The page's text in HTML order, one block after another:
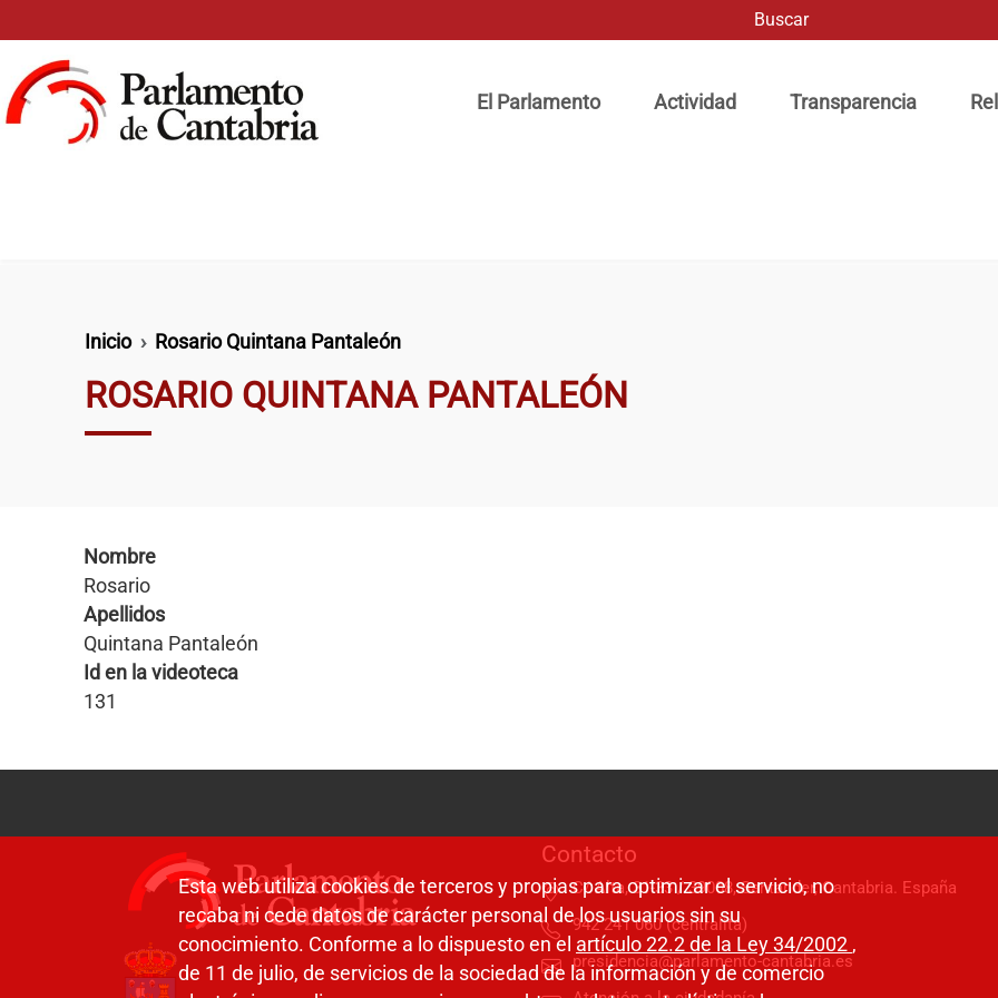
El Parlamento
Actividad Transparencia
Ruta de navegación
Inicio Rosario Quintana Pantaleón
ROSARIO QUINTANA PANTALEÓN
Nombre
Rosario
Apellidos
Quintana Pantaleón
Id en la videoteca
131
Contacto
C/ Alta, 31-33 / 39008, Santander, Cantabria. España
942 241 060 (centralita)
presidencia@parlamento-cantabria.es
Esta web utiliza cookies de terceros y propias para optimizar el servicio, no
recaba ni cede datos de carácter personal de los usuarios sin su
conocimiento. Conforme a lo dispuesto en el artículo 22.2 de la Ley 34/2002 ,
de 11 de julio, de servicios de la sociedad de la información y de comercio